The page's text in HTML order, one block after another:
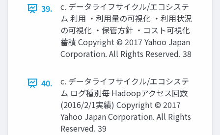
39.
c. データライフサイクル/エコシステ
ム 利用 ・利用量の可視化 ・利用状況
の可視化 ・保管方針 ・コスト可視化
蓄積 Copyright © 2017 Yahoo Japan
Corporation. All Rights Reserved. 38
40.
c. データライフサイクル/エコシステ
ム ログ種別毎 Hadoopアクセス回数
(2016/2/1実績) Copyright © 2017
Yahoo Japan Corporation. All Rights
Reserved. 39